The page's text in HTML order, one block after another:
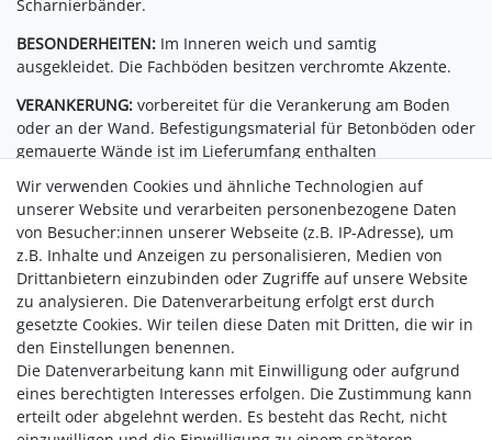
Scharnierbänder.
BESONDERHEITEN: Im Inneren weich und samtig
ausgekleidet. Die Fachböden besitzen verchromte Akzente.
VERANKERUNG: vorbereitet für die Verankerung am Boden
oder an der Wand. Befestigungsmaterial für Betonböden oder
gemauerte Wände ist im Lieferumfang enthalten
FARBE:beschichtet mit hochfester, kratzfester Farbe, Blau
DSGVO:Schützen Sie sensible Firmenunterlagen gem.
Datenschutzgrundverordnung sowohl im Büro als auch im
Homeoffice.
*Versicherungswerte können lokal variieren. Bitte fragen Sie
Ihren Versicherer.
Wir verwenden Cookies und ähnliche Technologien auf
unserer Website und verarbeiten personenbezogene Daten
von Besucher:innen unserer Webseite (z.B. IP-Adresse), um
z.B. Inhalte und Anzeigen zu personalisieren, Medien von
Drittanbietern einzubinden oder Zugriffe auf unsere Website
zu analysieren. Die Datenverarbeitung erfolgt erst durch
gesetzte Cookies. Wir teilen diese Daten mit Dritten, die wir in
den Einstellungen benennen.
Die Datenverarbeitung kann mit Einwilligung oder aufgrund
eines berechtigten Interesses erfolgen. Die Zustimmung kann
erteilt oder abgelehnt werden. Es besteht das Recht, nicht